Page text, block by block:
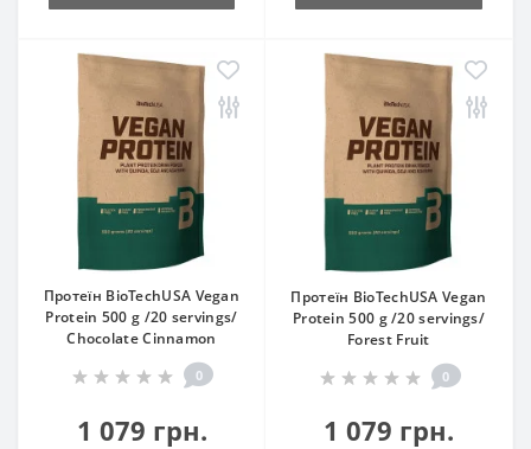
Протеїн BioTechUSA Vegan
Protein 500 g /20 servings/
Chocolate Cinnamon
0
1 079 грн.
Протеїн BioTechUSA Vegan
Protein 500 g /20 servings/
Forest Fruit
0
1 079 грн.